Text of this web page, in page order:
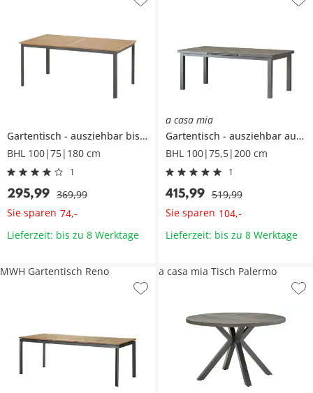
Gartentisch ausziehbar bis zu 240 cm
Sacramento
BHL 100|75|180 cm
1
295,99 369,99
Sie sparen 74,-
Lieferzeit: bis zu 8 Werktage
a casa mia
Gartentisch
ausziehbar auf 260 cm
BHL 100|75,5|200 cm
1
415,99 519,99
Sie sparen 104,-
Lieferzeit: bis zu 8 Werktage
MWH Gartentisch Reno a casa mia Tisch Palermo